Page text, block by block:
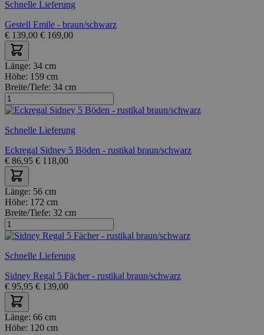
Schnelle Lieferung
Gestell Emile - braun/schwarz
€ 139,00 € 169,00
Länge: 34 cm
Höhe: 159 cm
Breite/Tiefe: 34 cm
Schnelle Lieferung
Eckregal Sidney 5 Böden - rustikal braun/schwarz
€ 86,95 € 118,00
Länge: 56 cm
Höhe: 172 cm
Breite/Tiefe: 32 cm
Schnelle Lieferung
Sidney Regal 5 Fächer - rustikal braun/schwarz
€ 95,95 € 139,00
Länge: 66 cm
Höhe: 120 cm